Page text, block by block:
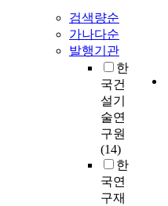
검색량순
가나다순
발행기관
한
국건
설기
술연
구원
(14)
한
국연
구재